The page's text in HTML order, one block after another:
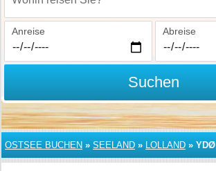
Wohin reisen Sie?
Anreise Abreise
Suchen
OSTSEE BUCHEN » SEELAND » LOLLAND » YDØ